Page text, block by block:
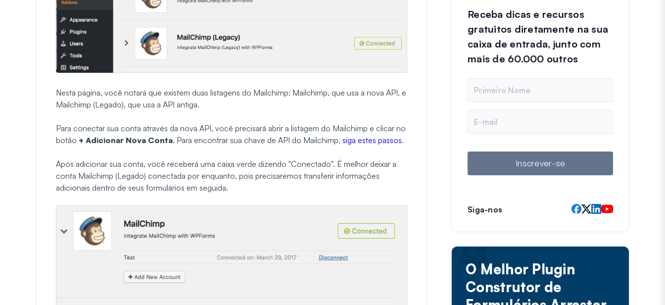
Nesta página, você notará que existem duas listagens do Mailchimp: Mailchimp, que usa a nova API, e
Mailchimp (Legado), que usa a API antiga.
Para conectar sua conta através da nova API, você precisará abrir a listagem do Mailchimp e clicar no
botão + Adicionar Nova Conta. Para encontrar sua chave de API do Mailchimp, siga estes passos.
Após adicionar sua conta, você receberá uma caixa verde dizendo "Conectado". É melhor deixar a
conta Mailchimp (Legado) conectada por enquanto, pois precisaremos transferir informações
adicionais dentro de seus formulários em seguida.
Receba dicas e recursos
gratuitos diretamente na sua
caixa de entrada, junto com
mais de 60.000 outros
m
e
m
i
Inscrever-se
Siga-nos
O Melhor Plugin
Construtor de